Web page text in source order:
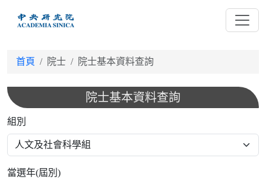
首頁 院士 院士基本資料查詢
院士基本資料查詢
組別
當選年(屆別)